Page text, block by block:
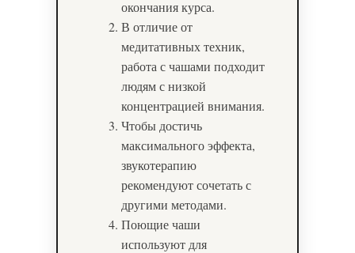
окончания курса.
В отличие от
медитативных техник,
работа с чашами подходит
людям с низкой
концентрацией внимания.
Чтобы достичь
максимального эффекта,
звукотерапию
рекомендуют сочетать с
другими методами.
Поющие чаши
используют для